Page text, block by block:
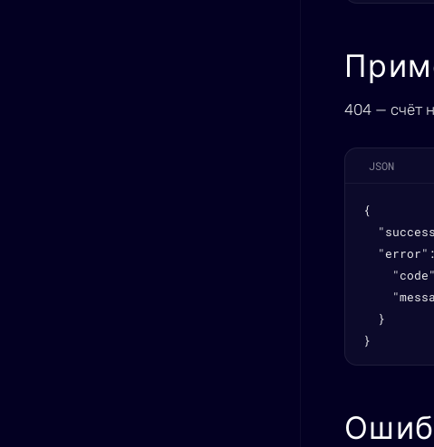
404 — счёт
JSON
{
  }
}